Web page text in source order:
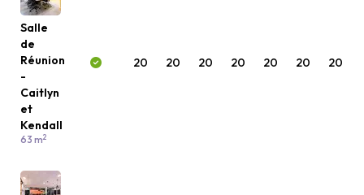
Salle
de
Réunion
-
Caitlyn
et
Kendall
63 m2
20 20 20 20 20 20 20